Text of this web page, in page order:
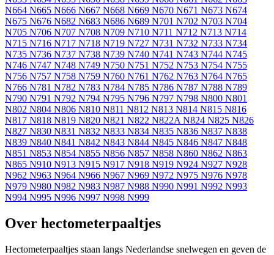
N664 N665 N666 N667 N668 N669 N670 N671 N673 N674
N675 N676 N682 N683 N686 N689 N701 N702 N703 N704
N705 N706 N707 N708 N709 N710 N711 N712 N713 N714
N715 N716 N717 N718 N719 N727 N731 N732 N733 N734
N735 N736 N737 N738 N739 N740 N741 N743 N744 N745
N746 N747 N748 N749 N750 N751 N752 N753 N754 N755
N756 N757 N758 N759 N760 N761 N762 N763 N764 N765
N766 N781 N782 N783 N784 N785 N786 N787 N788 N789
N790 N791 N792 N794 N795 N796 N797 N798 N800 N801
N802 N804 N806 N810 N811 N812 N813 N814 N815 N816
N817 N818 N819 N820 N821 N822 N822A N824 N825 N826
N827 N830 N831 N832 N833 N834 N835 N836 N837 N838
N839 N840 N841 N842 N843 N844 N845 N846 N847 N848
N851 N853 N854 N855 N856 N857 N858 N860 N862 N863
N865 N910 N913 N915 N917 N918 N919 N924 N927 N928
N962 N963 N964 N966 N967 N969 N972 N975 N976 N978
N979 N980 N982 N983 N987 N988 N990 N991 N992 N993
N994 N995 N996 N997 N998 N999
Over hectometerpaaltjes
Hectometerpaaltjes staan langs Nederlandse snelwegen en geven de